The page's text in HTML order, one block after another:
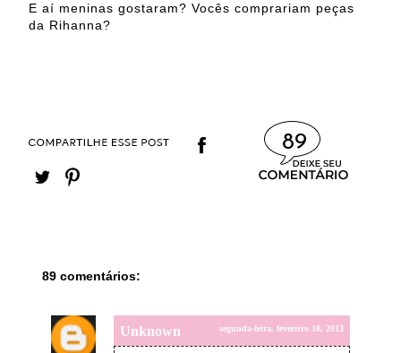
E aí meninas gostaram? Vocês comprariam peças
da Rihanna?
89
89 comentários:
Unknown segunda-feira, fevereiro 18, 2013